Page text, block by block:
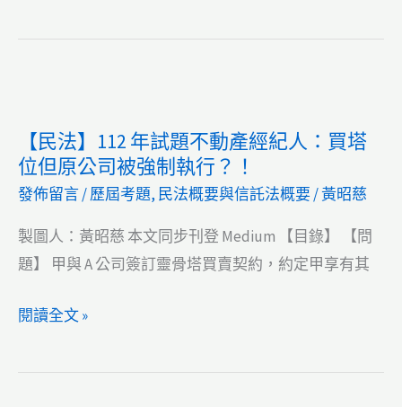
112
不
動
產
經
紀
買
破
【民法】112 年試題不動產經紀人：買塔
位但原公司被強制執行？！
發佈留言/歷屆考題, 民法概要與信託法概要 /黃昭慈
製圖人：黃昭慈 本文同步刊登 Medium 【目錄】 【問
題】 甲與 A 公司簽訂靈骨塔買賣契約，約定甲享有其
【民
112
閱讀全文 »